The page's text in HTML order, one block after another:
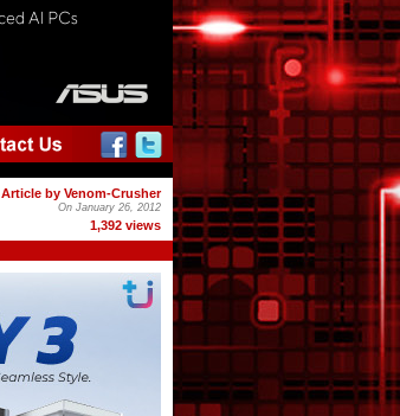
Article by Venom-Crusher
On January 26, 2012
1,392 views